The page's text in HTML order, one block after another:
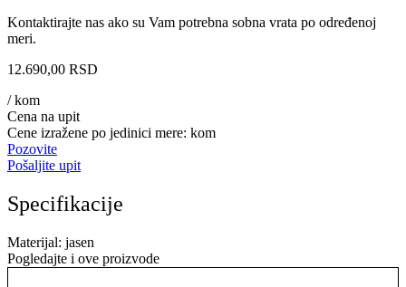
Kontaktirajte nas ako su Vam potrebna sobna vrata po određenoj
meri.
12.690,00 RSD
/ kom
Cena na upit
Cene izražene po jedinici mere: kom
Pozovite
Pošaljite upit
Specifikacije
Materijal: jasen
Pogledajte i ove proizvode